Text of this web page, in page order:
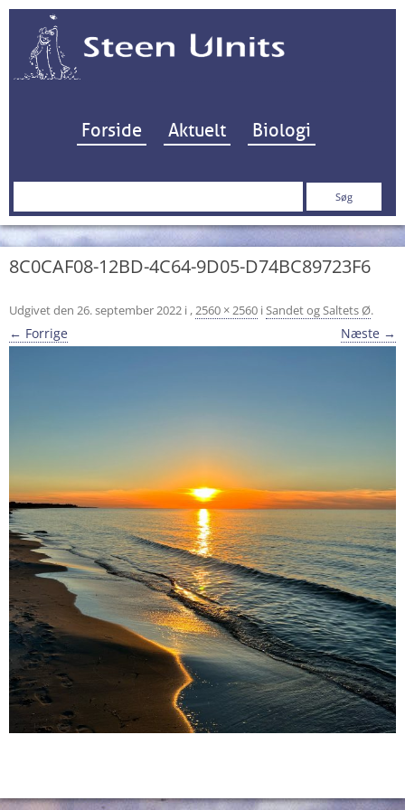
Hop til indhold
Forside Aktuelt Biologi
Søg
8C0CAF08-12BD-4C64-9D05-D74BC89723F6
Udgivet den 26. september 2022 i ,2560 × 2560 iSandet og Saltets Ø.
← Forrige Næste →